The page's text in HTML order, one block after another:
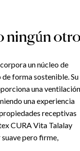
ningún
un núcleo de
forma sostenible. Su
una ventilación
una experiencia
receptivas
CURA Vita Talalay
pero firme,